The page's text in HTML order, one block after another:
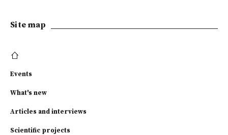
Site map
Events
What's new
Articles and interviews
Scientific projects